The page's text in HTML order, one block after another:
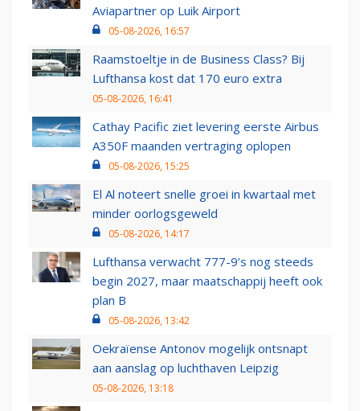
Aviapartner op Luik Airport
05-08-2026, 16:57
Raamstoeltje in de Business Class? Bij
Lufthansa kost dat 170 euro extra
05-08-2026, 16:41
Cathay Pacific ziet levering eerste Airbus
A350F maanden vertraging oplopen
05-08-2026, 15:25
El Al noteert snelle groei in kwartaal met
minder oorlogsgeweld
05-08-2026, 14:17
Lufthansa verwacht 777-9’s nog steeds
begin 2027, maar maatschappij heeft ook
plan B
05-08-2026, 13:42
Oekraïense Antonov mogelijk ontsnapt
aan aanslag op luchthaven Leipzig
05-08-2026, 13:18